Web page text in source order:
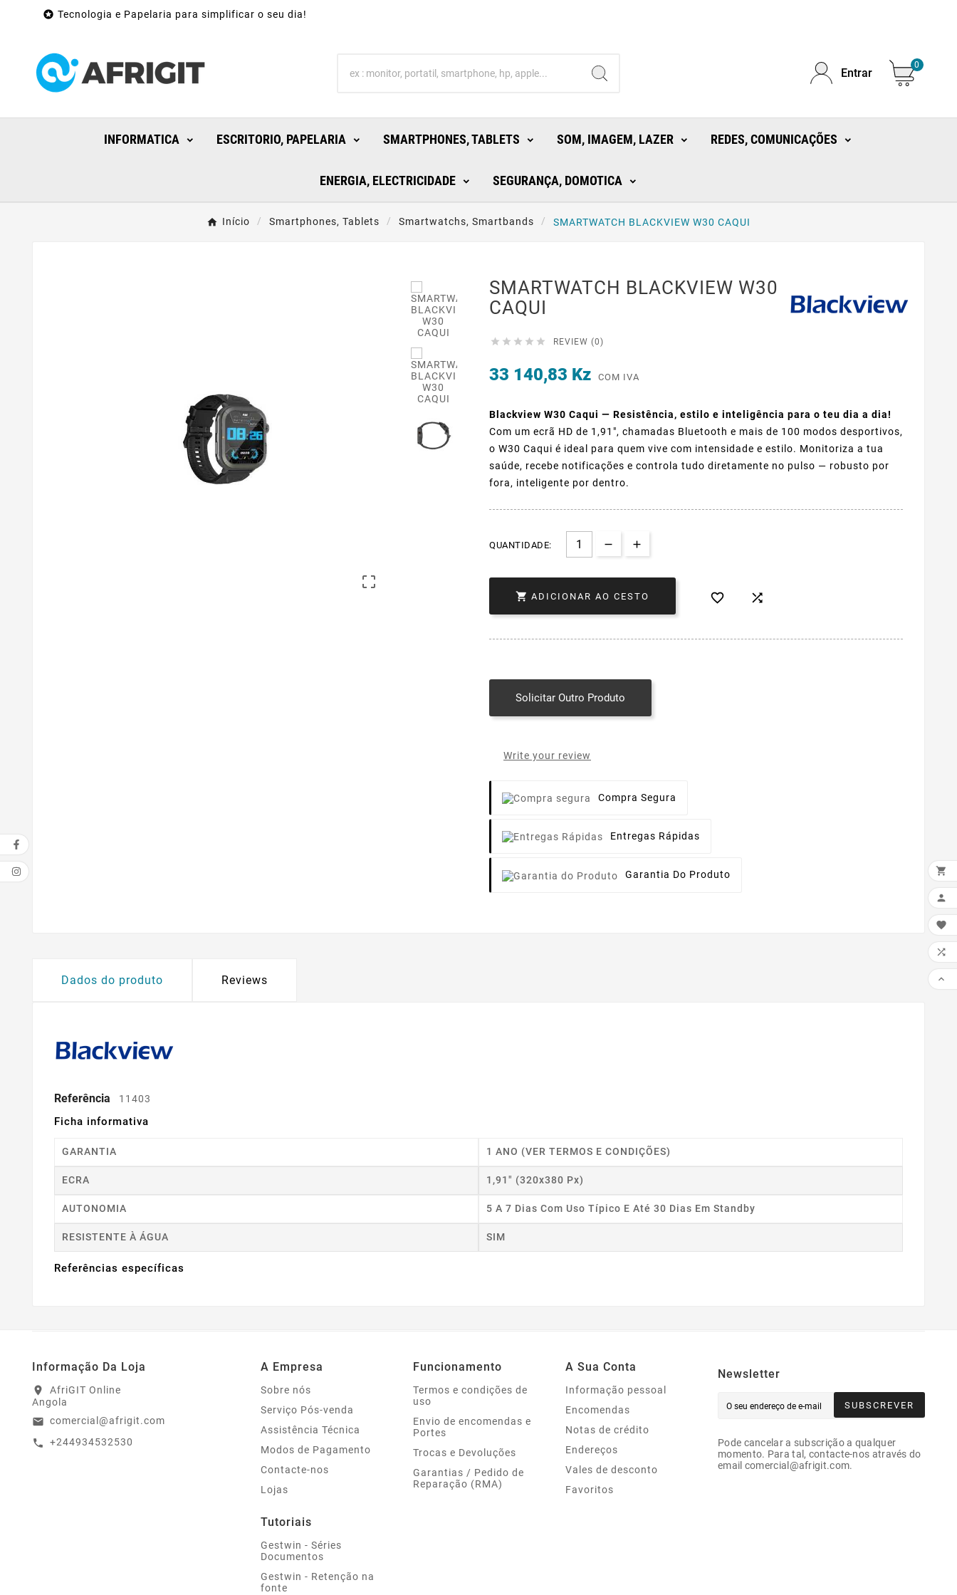
 Tecnologia e Papelaria para simplificar o seu dia!
Entrar
0
INFORMATICA ESCRITORIO, PAPELARIA SMARTPHONES, TABLETS SOM, IMAGEM, LAZER REDES, COMUNICAÇÕES
ENERGIA, ELECTRICIDADE SEGURANÇA, DOMOTICA
Início Smartphones, Tablets Smartwatchs, Smartbands SMARTWATCH BLACKVIEW W30 CAQUI

SMARTWATCH BLACKVIEW W30
CAQUI
     REVIEW (0)
33 140,83 Kz COM IVA
Blackview W30 Caqui — Resistência, estilo e inteligência para o teu dia a dia!
Com um ecrã HD de 1,91", chamadas Bluetooth e mais de 100 modos desportivos,
o W30 Caqui é ideal para quem vive com intensidade e estilo. Monitoriza a tua
saúde, recebe notificações e controla tudo diretamente no pulso — robusto por
fora, inteligente por dentro.
QUANTIDADE:
 ADICIONAR AO CESTO  
Solicitar Outro Produto
Write your review
Compra Segura
Entregas Rápidas
Garantia Do Produto
Dados do produto Reviews
Referência 11403
Ficha informativa
GARANTIA 1 ANO (VER TERMOS E CONDIÇÕES)
ECRA 1,91" (320x380 Px)
AUTONOMIA 5 A 7 Dias Com Uso Típico E Até 30 Dias Em Standby
RESISTENTE À ÁGUA SIM
Referências específicas
Informação Da Loja
location_on
AfriGIT Online
Angola
email comercial@afrigit.com
call +244934532530
A Empresa
Sobre nós
Serviço Pós-venda
Assistência Técnica
Modos de Pagamento
Contacte-nos
Lojas
Tutoriais
Gestwin - Séries
Documentos
Gestwin - Retenção na
fonte
Funcionamento
Termos e condições de
uso
Envio de encomendas e
Portes
Trocas e Devoluções
Garantias / Pedido de
Reparação (RMA)
A Sua Conta
Informação pessoal
Encomendas
Notas de crédito
Endereços
Vales de desconto
Favoritos
Newsletter
SUBSCREVER
Pode cancelar a subscrição a qualquer
momento. Para tal, contacte-nos através do
email comercial@afrigit.com.




